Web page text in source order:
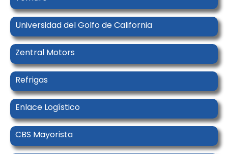
Universidad del Golfo de California
Zentral Motors
Refrigas
Enlace Logístico
CBS Mayorista